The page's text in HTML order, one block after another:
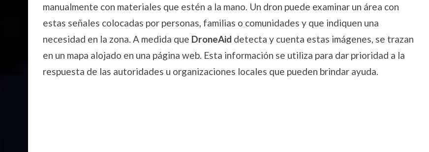
manualmente con materiales que estén a la mano. Un dron puede examinar un área con
estas señales colocadas por personas, familias o comunidades y que indiquen una
necesidad en la zona. A medida que DroneAid detecta y cuenta estas imágenes, se trazan
en un mapa alojado en una página web. Esta información se utiliza para dar prioridad a la
respuesta de las autoridades u organizaciones locales que pueden brindar ayuda.